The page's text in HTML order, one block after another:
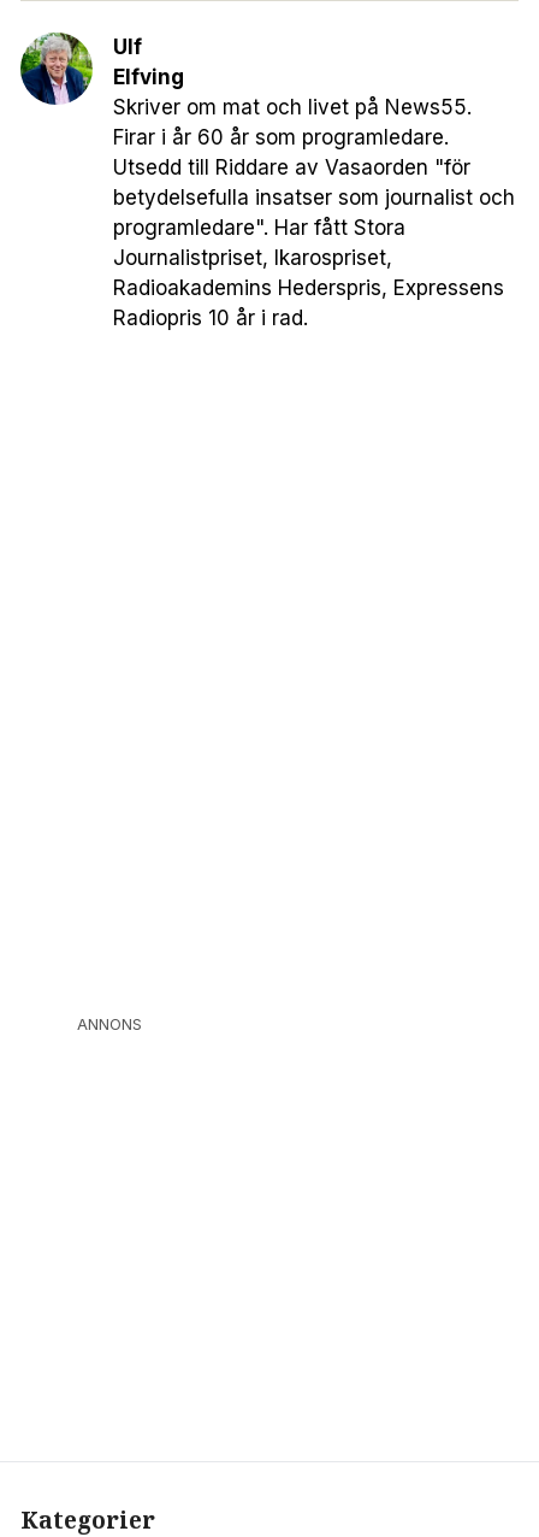
Ulf
Elfving
Skriver om mat och livet på News55.
Firar i år 60 år som programledare.
Utsedd till Riddare av Vasaorden "för
betydelsefulla insatser som journalist och
programledare". Har fått Stora
Journalistpriset, Ikarospriset,
Radioakademins Hederspris, Expressens
Radiopris 10 år i rad.
ANNONS
Kategorier